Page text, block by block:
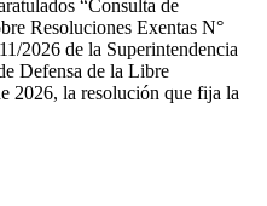
“Consulta de
Resoluciones Exentas N°
2026 de la Superintendencia
Defensa de la Libre
2026, la resolución que fija la